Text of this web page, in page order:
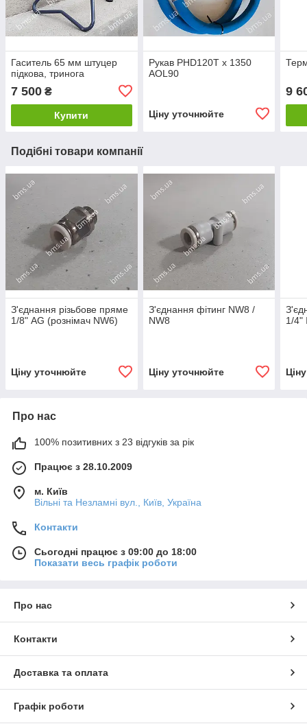
Гаситель 65 мм штуцер
підкова, тринога
7 500 ₴
Купити
Рукав PHD120T x 1350
AOL90
Ціну уточнюйте
9
Подібні товари компанії
З'єднання різьбове пряме
1/8" AG (рознімач NW6)
Ціну уточнюйте
З'єднання фітинг NW8 /
NW8
Ціну уточнюйте
1/4"
Про нас
100% позитивних з 23 відгуків за рік
Працює з 28.10.2009
м. Київ
Вільні та Незламні вул., Київ, Україна
Контакти
Сьогодні працює з 09:00 до 18:00
Показати весь графік роботи
Про нас
Контакти
Доставка та оплата
Графік роботи